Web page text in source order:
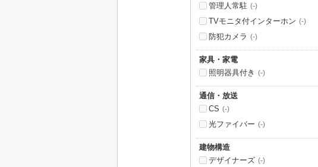
管理人常駐 (-)
TVモニタ付インターホン (-)
防犯カメラ (-)
家具・家電
照明器具付き
(-)
通信・放送
CS (-)
光ファイバー (-)
建物構造
デザイナーズ (-)